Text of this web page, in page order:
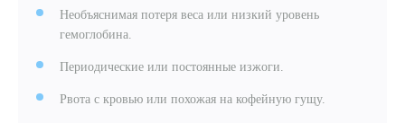
Необъяснимая потеря веса или низкий уровень
гемоглобина.
Периодические или постоянные изжоги.
Рвота с кровью или похожая на кофейную гущу.